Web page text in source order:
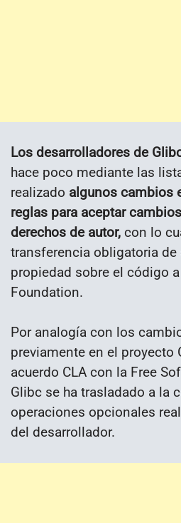
Los desarrolladores de
hace poco mediante las
realizado algunos cambios
reglas para aceptar
derechos de autor, con lo
transferencia obligatoria de
propiedad sobre el código
Foundation.
Por analogía con los
previamente en el proyecto
acuerdo CLA con la Free
Glibc se ha trasladado a la
operaciones opcionales
del desarrollador.